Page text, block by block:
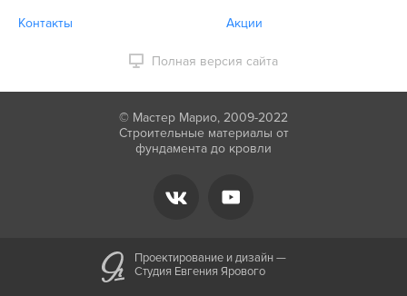
Контакты Акции
Полная версия сайта
© Мастер Марио, 2009-2022
Строительные материалы от
фундамента до кровли
Проектирование и дизайн —
Студия Евгения Ярового